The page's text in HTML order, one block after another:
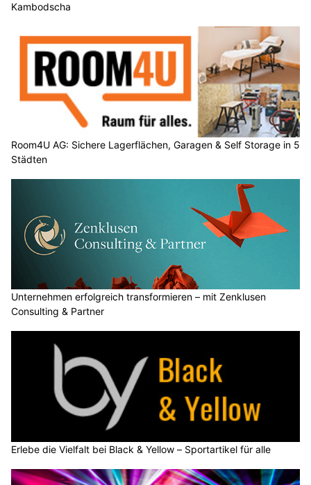
Kambodscha
Room4U AG: Sichere Lagerflächen, Garagen & Self Storage in 5
Städten
Unternehmen erfolgreich transformieren – mit Zenklusen
Consulting & Partner
Erlebe die Vielfalt bei Black & Yellow – Sportartikel für alle